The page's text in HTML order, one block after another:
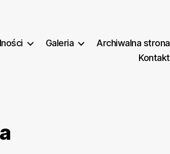
Galeria
Archiwalna strona
Kontakt